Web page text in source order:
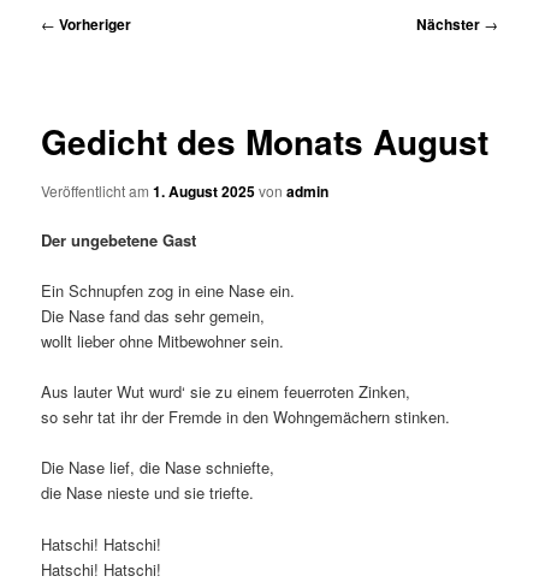
Beitragsnavigation
← Vorheriger Nächster →
Gedicht des Monats August
Veröffentlicht am1. August 2025vonadmin
Der ungebetene Gast
Ein Schnupfen zog in eine Nase ein.
Die Nase fand das sehr gemein,
wollt lieber ohne Mitbewohner sein.
Aus lauter Wut wurd‘ sie zu einem feuerroten Zinken,
so sehr tat ihr der Fremde in den Wohngemächern stinken.
Die Nase lief, die Nase schniefte,
die Nase nieste und sie triefte.
Hatschi! Hatschi!
Hatschi! Hatschi!